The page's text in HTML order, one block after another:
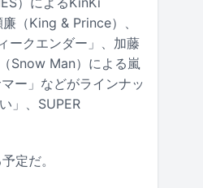
（King & Prince）、
ークエンダー」、加藤
Snow Man）による嵐
ー」などがラインナッ
」、SUPER
定だ。